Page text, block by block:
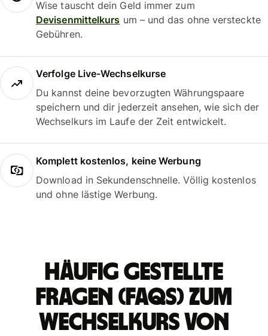
Wise tauscht dein Geld immer zum
Devisenmittelkurs um – und das ohne versteckte
Gebühren.
Verfolge Live-Wechselkurse
Du kannst deine bevorzugten Währungspaare
speichern und dir jederzeit ansehen, wie sich der
Wechselkurs im Laufe der Zeit entwickelt.
Komplett kostenlos, keine Werbung
Download in Sekundenschnelle. Völlig kostenlos
und ohne lästige Werbung.
Häufig gestellte
Fragen (FAQs) zum
Wechselkurs von